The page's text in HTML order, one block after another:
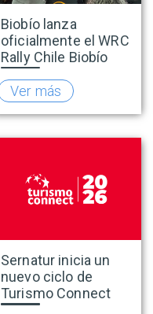
Biobío lanza
oficialmente el WRC
Rally Chile Biobío
2026 con 141
empresas
adheridas al Sello
Rally
Ver más
Sernatur inicia un
nuevo ciclo de
Turismo Connect
para fortalecer la